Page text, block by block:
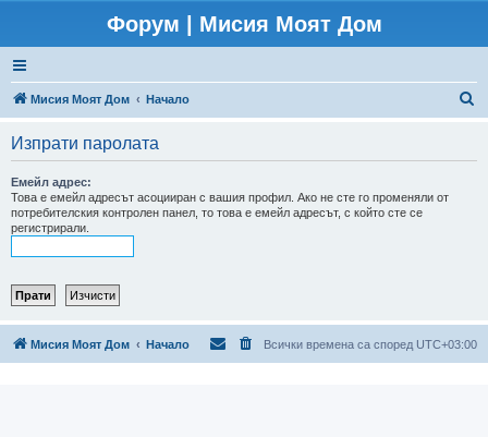
Форум | Мисия Моят Дом
Мисия Моят Дом Начало
Изпрати паролата
Емейл адрес:
Това е емейл адресът асоцииран с вашия профил. Ако не сте го променяли от
потребителския контролен панел, то това е емейл адресът, с който сте се
регистрирали.
Мисия Моят Дом Начало Всички времена са според UTC+03:00